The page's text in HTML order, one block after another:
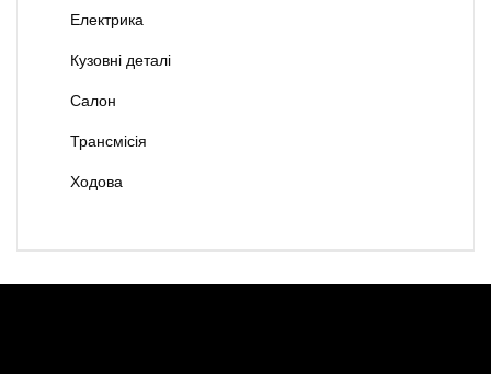
Електрика
Кузовні деталі
Салон
Трансмісія
Ходова